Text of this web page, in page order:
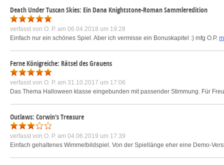
Death Under Tuscan Skies: Ein Dana Knightstone-Roman Sammleredition
verfasst von O. P. am 06.04.2018 um 19:28
Einfach nur ein schönes Spiel. Aber ich vermisse ein Bonuskapitel :) mfg O.P.
Ferne Königreiche: Rätsel des Grauens
verfasst von O. P. am 31.10.2017 um 17:06
Das Thema Halloween klasse eingebunden mit passender Stimmung. Für
Outlaws: Corwin's Treasure
verfasst von O. P. am 04.06.2019 um 17:39
Einfach gehaltenes Wimmelbildspiel. Von der Spiellänge eher eine Demo-